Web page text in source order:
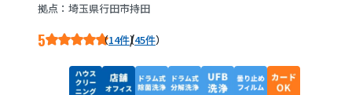
拠点：埼玉県行田市持田
5 14件/45件